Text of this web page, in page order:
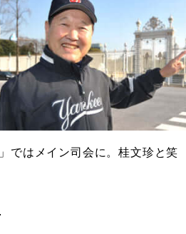
ではメイン司会に。桂文珍と笑